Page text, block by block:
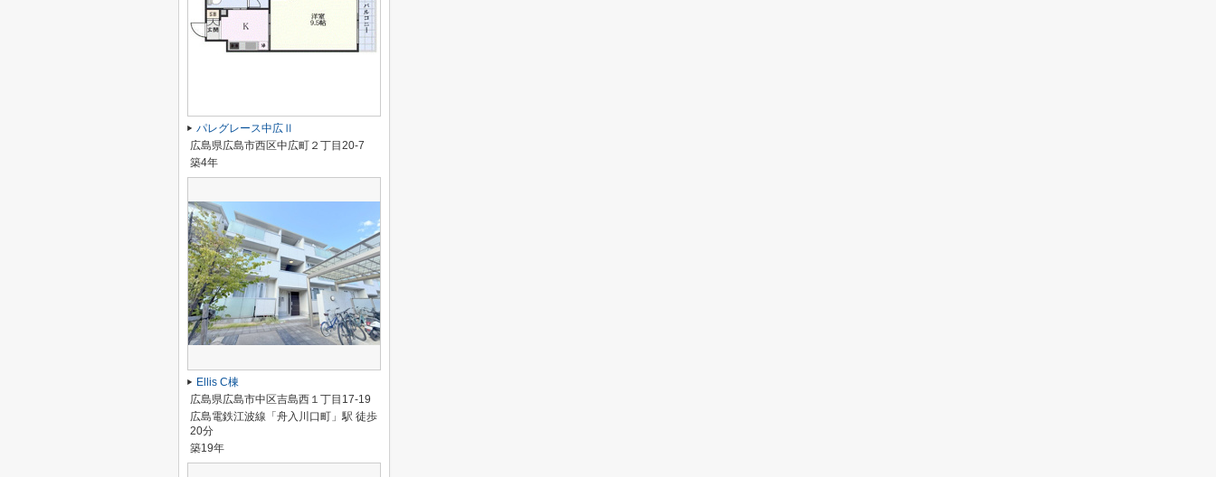
パレグレース中広Ⅱ
広島県広島市西区中広町２丁目20-7
築4年
Ellis C棟
広島県広島市中区吉島西１丁目17-19
広島電鉄江波線「舟入川口町」駅 徒歩
20分
築19年